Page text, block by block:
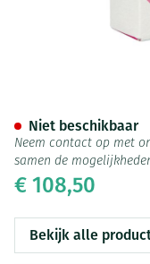
€ 108,50
Niet beschikbaar
Neem contact op met
samen de
Bekijk alle